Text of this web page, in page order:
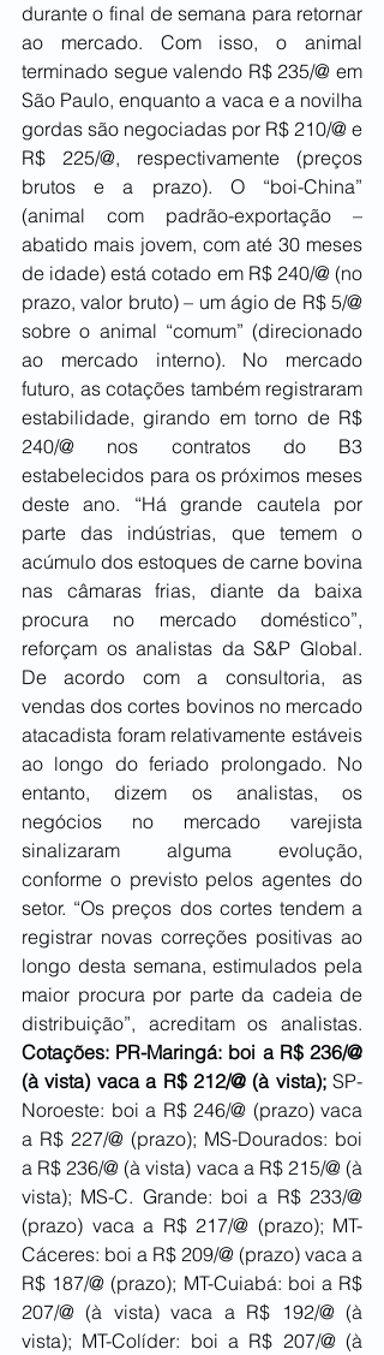
durante o final de semana para retornar
ao mercado. Com isso, o animal
terminado segue valendo R$ 235/@ em
São Paulo, enquanto a vaca e a novilha
gordas são negociadas por R$ 210/@ e
R$ 225/@, respectivamente (preços
brutos e a prazo). O “boi-China”
(animal com padrão-exportação –
abatido mais jovem, com até 30 meses
de idade) está cotado em R$ 240/@ (no
prazo, valor bruto) – um ágio de R$ 5/@
sobre o animal “comum” (direcionado
ao mercado interno). No mercado
futuro, as cotações também registraram
estabilidade, girando em torno de R$
240/@ nos contratos do B3
estabelecidos para os próximos meses
deste ano. “Há grande cautela por
parte das indústrias, que temem o
acúmulo dos estoques de carne bovina
nas câmaras frias, diante da baixa
procura no mercado doméstico”,
reforçam os analistas da S&P Global.
De acordo com a consultoria, as
vendas dos cortes bovinos no mercado
atacadista foram relativamente estáveis
ao longo do feriado prolongado. No
entanto, dizem os analistas, os
negócios no mercado varejista
sinalizaram alguma evolução,
conforme o previsto pelos agentes do
setor. “Os preços dos cortes tendem a
registrar novas correções positivas ao
longo desta semana, estimulados pela
maior procura por parte da cadeia de
Cotações: PR-Maringá: boi a R$ 236/@
(à vista) vaca a R$ 212/@ (à vista); SP-
Noroeste: boi a R$ 246/@ (prazo) vaca
a R$ 227/@ (prazo); MS-Dourados: boi
a R$ 236/@ (à vista) vaca a R$ 215/@ (à
vista); MS-C. Grande: boi a R$ 233/@
(prazo) vaca a R$ 217/@ (prazo); MT-
Cáceres: boi a R$ 209/@ (prazo) vaca a
R$ 187/@ (prazo); MT-Cuiabá: boi a R$
207/@ (à vista) vaca a R$ 192/@ (à
vista); MT-Colíder: boi a R$ 207/@ (à